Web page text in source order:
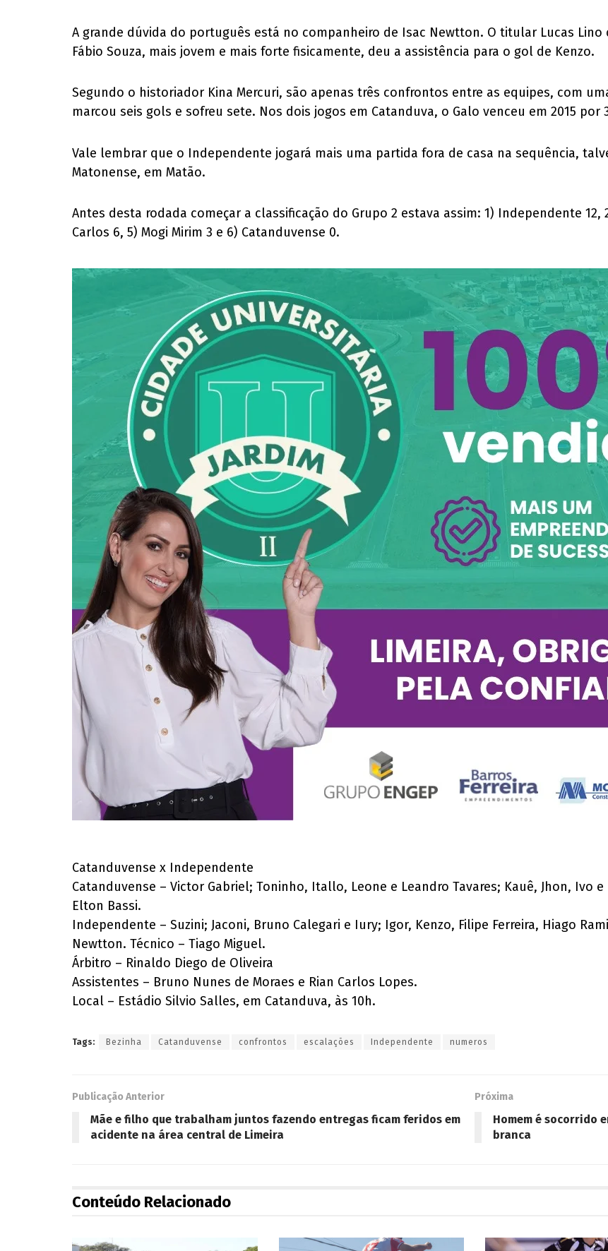
A grande dúvida do português está no companheiro de Isac Newtton. O titular Lucas
Fábio Souza, mais jovem e mais forte fisicamente, deu a assistência para o gol de Kenzo.
Segundo o historiador Kina Mercuri, são apenas três confrontos entre as equipes, com
marcou seis gols e sofreu sete. Nos dois jogos em Catanduva, o Galo venceu em 2015 por
Vale lembrar que o Independente jogará mais uma partida fora de casa na sequência,
Matonense, em Matão.
Antes desta rodada começar a classificação do Grupo 2 estava assim: 1) Independente 12,
Carlos 6, 5) Mogi Mirim 3 e 6) Catanduvense 0.
Catanduvense x Independente
Catanduvense – Victor Gabriel; Toninho, Itallo, Leone e Leandro Tavares; Kauê, Jhon, Ivo
Elton Bassi.
Independente – Suzini; Jaconi, Bruno Calegari e Iury; Igor, Kenzo, Filipe Ferreira, Hiago
Newtton. Técnico – Tiago Miguel.
Árbitro – Rinaldo Diego de Oliveira
Assistentes – Bruno Nunes de Moraes e Rian Carlos Lopes.
Local – Estádio Silvio Salles, em Catanduva, às 10h.
Tags: Bezinha Catanduvense confrontos escalações Independente numeros
Publicação Anterior
Mãe e filho que trabalham juntos fazendo entregas ficam feridos em
acidente na área central de Limeira
Próxima
Homem é socorrido
branca
Conteúdo Relacionado